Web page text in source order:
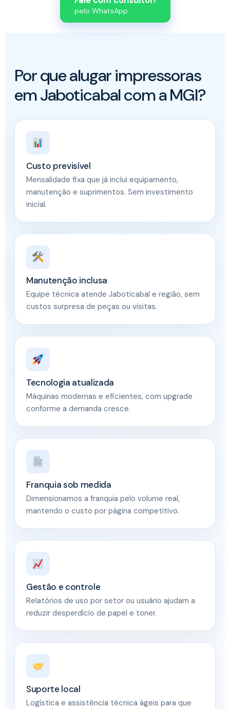
pelo WhatsApp
Por que alugar impressoras
em Jaboticabal com a MGI?
Custo previsível
Mensalidade fixa que já inclui equipamento,
manutenção e suprimentos. Sem investimento
inicial.
Manutenção inclusa
Equipe técnica atende Jaboticabal e região, sem
custos surpresa de peças ou visitas.
Tecnologia atualizada
Máquinas modernas e eficientes, com upgrade
conforme a demanda cresce.
Franquia sob medida
Dimensionamos a franquia pelo volume real,
mantendo o custo por página competitivo.
Gestão e controle
Relatórios de uso por setor ou usuário ajudam a
reduzir desperdício de papel e toner.
Suporte local
Logística e assistência técnica ágeis para que